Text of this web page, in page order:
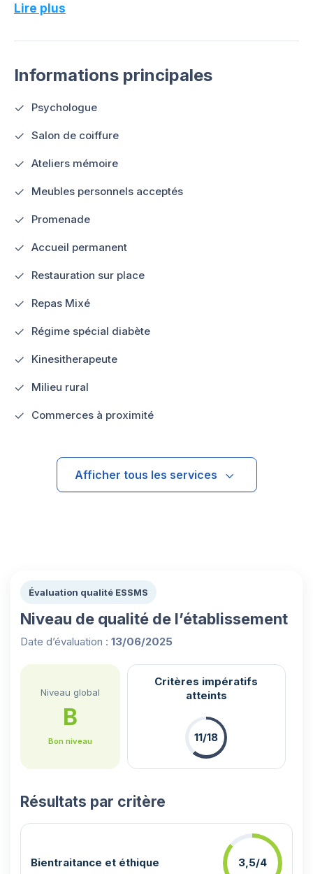
Lire plus
Informations principales
Psychologue
Salon de coiffure
Ateliers mémoire
Meubles personnels acceptés
Promenade
Accueil permanent
Restauration sur place
Repas Mixé
Régime spécial diabète
Kinesitherapeute
Milieu rural
Commerces à proximité
Afficher tous les services
Évaluation qualité ESSMS
Niveau de qualité de l’établissement
Date d’évaluation : 13/06/2025
Niveau global
B
Bon niveau
Critères impératifs
atteints
11/18
Résultats par critère
Bientraitance et éthique 3,5/4